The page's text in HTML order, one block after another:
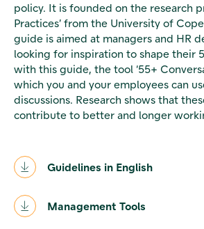
policy. It is founded on the research
Practices’ from the University of
guide is aimed at managers and HR
looking for inspiration to shape their
with this guide, the tool ‘55+
which you and your employees can
discussions. Research shows that
contribute to better and longer
Guidelines in English
Management Tools